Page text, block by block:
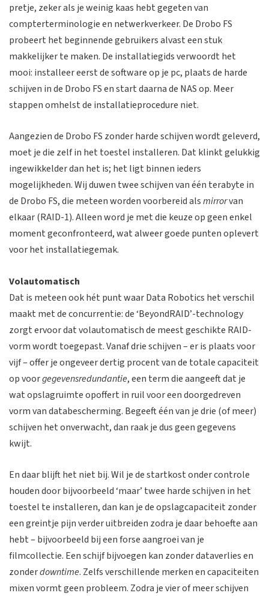
pretje, zeker als je weinig kaas hebt gegeten van
compterterminologie en netwerkverkeer. De Drobo FS
probeert het beginnende gebruikers alvast een stuk
makkelijker te maken. De installatiegids verwoordt het
mooi: installeer eerst de software op je pc, plaats de harde
schijven in de Drobo FS en start daarna de NAS op. Meer
stappen omhelst de installatieprocedure niet.
Aangezien de Drobo FS zonder harde schijven wordt geleverd,
moet je die zelf in het toestel installeren. Dat klinkt gelukkig
ingewikkelder dan het is; het ligt binnen ieders
mogelijkheden. Wij duwen twee schijven van één terabyte in
de Drobo FS, die meteen worden voorbereid alsmirrorvan
elkaar (RAID-1). Alleen word je met die keuze op geen enkel
moment geconfronteerd, wat alweer goede punten oplevert
voor het installatiegemak.
Volautomatisch
Dat is meteen ook hét punt waar Data Robotics het verschil
maakt met de concurrentie: de ‘BeyondRAID’-technology
zorgt ervoor dat volautomatisch de meest geschikte RAID-
vorm wordt toegepast. Vanaf drie schijven – er is plaats voor
vijf – offer je ongeveer dertig procent van de totale capaciteit
op voorgegevensredundantie, een term die aangeeft dat je
wat opslagruimte opoffert in ruil voor een doorgedreven
vorm van databescherming. Begeeft één van je drie (of meer)
schijven het onverwacht, dan raak je dus geen gegevens
kwijt.
En daar blijft het niet bij. Wil je de startkost onder controle
houden door bijvoorbeeld ‘maar’ twee harde schijven in het
toestel te installeren, dan kan je de opslagcapaciteit zonder
een greintje pijn verder uitbreiden zodra je daar behoefte aan
hebt – bijvoorbeeld bij een forse aangroei van je
filmcollectie. Een schijf bijvoegen kan zonder dataverlies en
zonderdowntime. Zelfs verschillende merken en capaciteiten
mixen vormt geen probleem. Zodra je vier of meer schijven